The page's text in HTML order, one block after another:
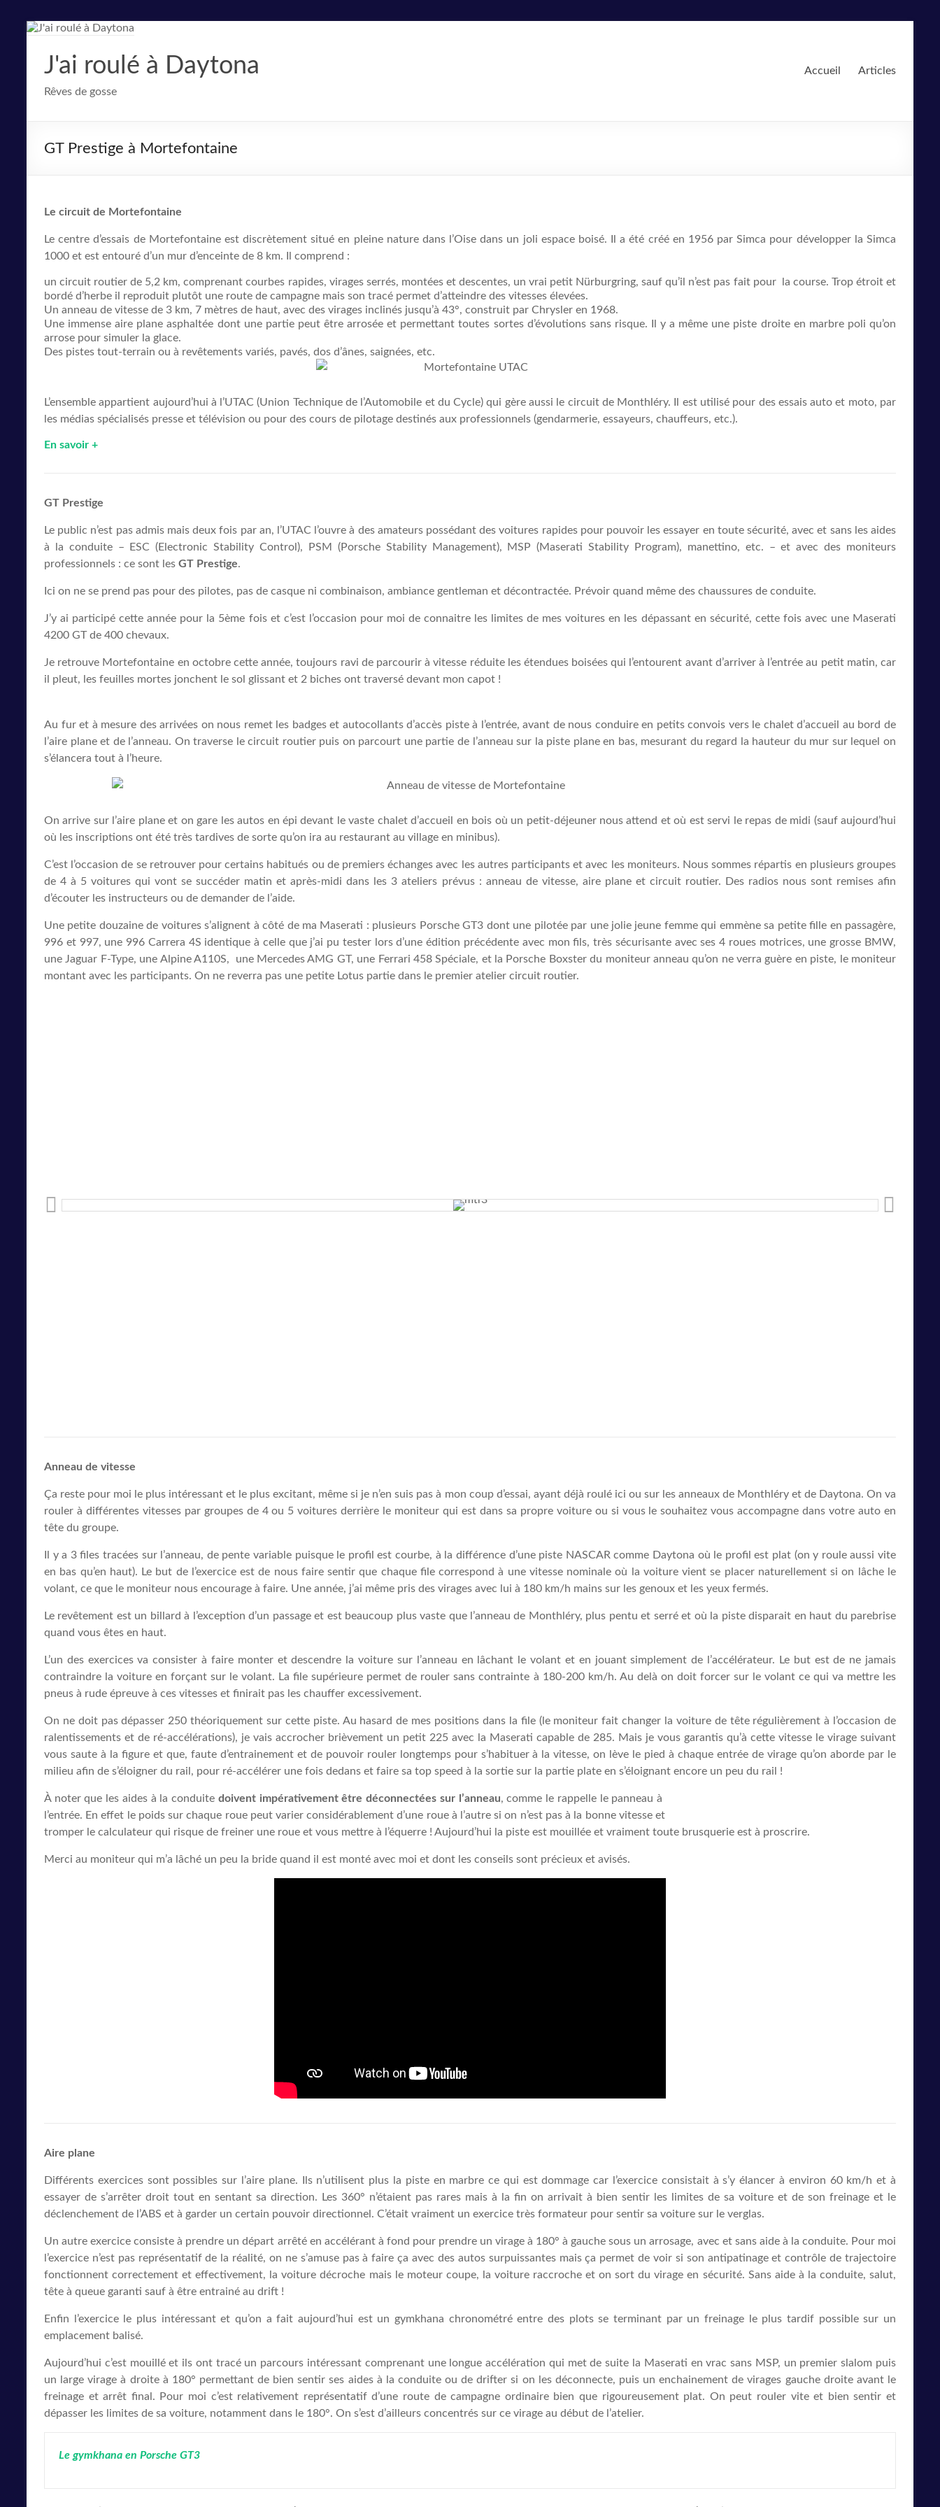
Aller
contenu
J'ai roulé à Daytona
Rêves de gosse
Accueil Articles
GT Prestige à Mortefontaine
Le circuit de Mortefontaine
Le centre d’essais de Mortefontaine est discrètement situé en pleine nature dans l’Oise dans un joli espace boisé. Il a été créé en 1956 par Simca pour développer la Simca
1000 et est entouré d’un mur d’enceinte de 8 km. Il comprend :
un circuit routier de 5,2 km, comprenant courbes rapides, virages serrés, montées et descentes, un vrai petit Nürburgring, sauf qu’il n’est pas fait pour la course. Trop étroit et
bordé d’herbe il reproduit plutôt une route de campagne mais son tracé permet d’atteindre des vitesses élevées.
Un anneau de vitesse de 3 km, 7 mètres de haut, avec des virages inclinés jusqu’à 43°, construit par Chrysler en 1968.
Une immense aire plane asphaltée dont une partie peut être arrosée et permettant toutes sortes d’évolutions sans risque. Il y a même une piste droite en marbre poli qu’on
arrose pour simuler la glace.
Des pistes tout-terrain ou à revêtements variés, pavés, dos d’ânes, saignées, etc.
L’ensemble appartient aujourd’hui à l’UTAC (Union Technique de l’Automobile et du Cycle) qui gère aussi le circuit de Monthléry. Il est utilisé pour des essais auto et moto, par
les médias spécialisés presse et télévision ou pour des cours de pilotage destinés aux professionnels (gendarmerie, essayeurs, chauffeurs, etc.).
En savoir +
GT Prestige
Le public n’est pas admis mais deux fois par an, l’UTAC l’ouvre à des amateurs possédant des voitures rapides pour pouvoir les essayer en toute sécurité, avec et sans les aides
à la conduite – ESC (Electronic Stability Control), PSM (Porsche Stability Management), MSP (Maserati Stability Program), manettino, etc. – et avec des moniteurs
professionnels : ce sont les GT Prestige.
Ici on ne se prend pas pour des pilotes, pas de casque ni combinaison, ambiance gentleman et décontractée. Prévoir quand même des chaussures de conduite.
J’y ai participé cette année pour la 5ème fois et c’est l’occasion pour moi de connaitre les limites de mes voitures en les dépassant en sécurité, cette fois avec une Maserati
4200 GT de 400 chevaux.
Je retrouve Mortefontaine en octobre cette année, toujours ravi de parcourir à vitesse réduite les étendues boisées qui l’entourent avant d’arriver à l’entrée au petit matin, car
il pleut, les feuilles mortes jonchent le sol glissant et 2 biches ont traversé devant mon capot !
Au fur et à mesure des arrivées on nous remet les badges et autocollants d’accès piste à l’entrée, avant de nous conduire en petits convois vers le chalet d’accueil au bord de
l’aire plane et de l’anneau. On traverse le circuit routier puis on parcourt une partie de l’anneau sur la piste plane en bas, mesurant du regard la hauteur du mur sur lequel on
s’élancera tout à l’heure.
On arrive sur l’aire plane et on gare les autos en épi devant le vaste chalet d’accueil en bois où un petit-déjeuner nous attend et où est servi le repas de midi (sauf aujourd’hui
où les inscriptions ont été très tardives de sorte qu’on ira au restaurant au village en minibus).
C’est l’occasion de se retrouver pour certains habitués ou de premiers échanges avec les autres participants et avec les moniteurs. Nous sommes répartis en plusieurs groupes
de 4 à 5 voitures qui vont se succéder matin et après-midi dans les 3 ateliers prévus : anneau de vitesse, aire plane et circuit routier. Des radios nous sont remises afin
d’écouter les instructeurs ou de demander de l’aide.
Une petite douzaine de voitures s’alignent à côté de ma Maserati : plusieurs Porsche GT3 dont une pilotée par une jolie jeune femme qui emmène sa petite fille en passagère,
996 et 997, une 996 Carrera 4S identique à celle que j’ai pu tester lors d’une édition précédente avec mon fils, très sécurisante avec ses 4 roues motrices, une grosse BMW,
une Jaguar F-Type, une Alpine A110S, une Mercedes AMG GT, une Ferrari 458 Spéciale, et la Porsche Boxster du moniteur anneau qu’on ne verra guère en piste, le moniteur
montant avec les participants. On ne reverra pas une petite Lotus partie dans le premier atelier circuit routier.
Anneau de vitesse
Ça reste pour moi le plus intéressant et le plus excitant, même si je n’en suis pas à mon coup d’essai, ayant déjà roulé ici ou sur les anneaux de Monthléry et de Daytona. On va
rouler à différentes vitesses par groupes de 4 ou 5 voitures derrière le moniteur qui est dans sa propre voiture ou si vous le souhaitez vous accompagne dans votre auto en
tête du groupe.
Il y a 3 files tracées sur l’anneau, de pente variable puisque le profil est courbe, à la différence d’une piste NASCAR comme Daytona où le profil est plat (on y roule aussi vite
en bas qu’en haut). Le but de l’exercice est de nous faire sentir que chaque file correspond à une vitesse nominale où la voiture vient se placer naturellement si on lâche le
volant, ce que le moniteur nous encourage à faire. Une année, j’ai même pris des virages avec lui à 180 km/h mains sur les genoux et les yeux fermés.
Le revêtement est un billard à l’exception d’un passage et est beaucoup plus vaste que l’anneau de Monthléry, plus pentu et serré et où la piste disparait en haut du parebrise
quand vous êtes en haut.
L’un des exercices va consister à faire monter et descendre la voiture sur l’anneau en lâchant le volant et en jouant simplement de l’accélérateur. Le but est de ne jamais
contraindre la voiture en forçant sur le volant. La file supérieure permet de rouler sans contrainte à 180-200 km/h. Au delà on doit forcer sur le volant ce qui va mettre les
pneus à rude épreuve à ces vitesses et finirait pas les chauffer excessivement.
On ne doit pas dépasser 250 théoriquement sur cette piste. Au hasard de mes positions dans la file (le moniteur fait changer la voiture de tête régulièrement à l’occasion de
ralentissements et de ré-accélérations), je vais accrocher brièvement un petit 225 avec la Maserati capable de 285. Mais je vous garantis qu’à cette vitesse le virage suivant
vous saute à la figure et que, faute d’entrainement et de pouvoir rouler longtemps pour s’habituer à la vitesse, on lève le pied à chaque entrée de virage qu’on aborde par le
milieu afin de s’éloigner du rail, pour ré-accélérer une fois dedans et faire sa top speed à la sortie sur la partie plate en s’éloignant encore un peu du rail !
À noter que les aides à la conduite doivent impérativement être déconnectées sur l’anneau, comme le rappelle le panneau à
l’entrée. En effet le poids sur chaque roue peut varier considérablement d’une roue à l’autre si on n’est pas à la bonne vitesse et
tromper le calculateur qui risque de freiner une roue et vous mettre à l’équerre ! Aujourd’hui la piste est mouillée et vraiment toute brusquerie est à proscrire.
Merci au moniteur qui m’a lâché un peu la bride quand il est monté avec moi et dont les conseils sont précieux et avisés.
Aire plane
Différents exercices sont possibles sur l’aire plane. Ils n’utilisent plus la piste en marbre ce qui est dommage car l’exercice consistait à s’y élancer à environ 60 km/h et à
essayer de s’arrêter droit tout en sentant sa direction. Les 360° n’étaient pas rares mais à la fin on arrivait à bien sentir les limites de sa voiture et de son freinage et le
déclenchement de l’ABS et à garder un certain pouvoir directionnel. C’était vraiment un exercice très formateur pour sentir sa voiture sur le verglas.
Un autre exercice consiste à prendre un départ arrêté en accélérant à fond pour prendre un virage à 180° à gauche sous un arrosage, avec et sans aide à la conduite. Pour moi
l’exercice n’est pas représentatif de la réalité, on ne s’amuse pas à faire ça avec des autos surpuissantes mais ça permet de voir si son antipatinage et contrôle de trajectoire
fonctionnent correctement et effectivement, la voiture décroche mais le moteur coupe, la voiture raccroche et on sort du virage en sécurité. Sans aide à la conduite, salut,
tête à queue garanti sauf à être entrainé au drift !
Enfin l’exercice le plus intéressant et qu’on a fait aujourd’hui est un gymkhana chronométré entre des plots se terminant par un freinage le plus tardif possible sur un
emplacement balisé.
Aujourd’hui c’est mouillé et ils ont tracé un parcours intéressant comprenant une longue accélération qui met de suite la Maserati en vrac sans MSP, un premier slalom puis
un large virage à droite à 180° permettant de bien sentir ses aides à la conduite ou de drifter si on les déconnecte, puis un enchainement de virages gauche droite avant le
freinage et arrêt final. Pour moi c’est relativement représentatif d’une route de campagne ordinaire bien que rigoureusement plat. On peut rouler vite et bien sentir et
dépasser les limites de sa voiture, notamment dans le 180°. On s’est d’ailleurs concentrés sur ce virage au début de l’atelier.
Le gymkhana en Porsche GT3